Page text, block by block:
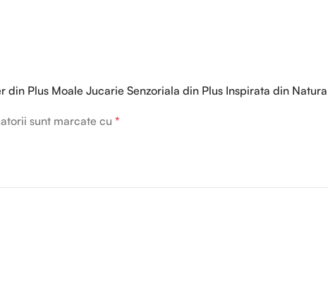
Plus Moale Jucarie Senzoriala din Plus Inspirata din
sunt marcate cu *